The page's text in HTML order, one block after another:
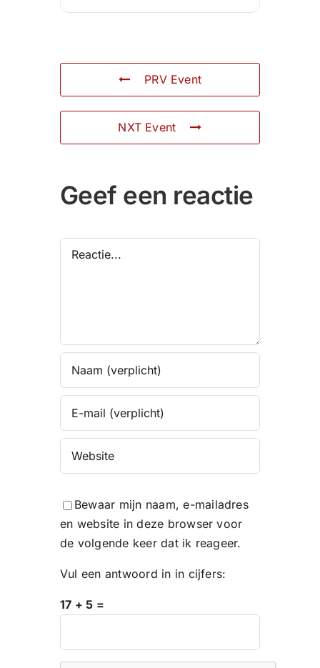
PRV Event
NXT Event
Geef een reactie
Bewaar mijn naam, e-mailadres
en website in deze browser voor
de volgende keer dat ik reageer.
Vul een antwoord in in cijfers:
17 + 5 =